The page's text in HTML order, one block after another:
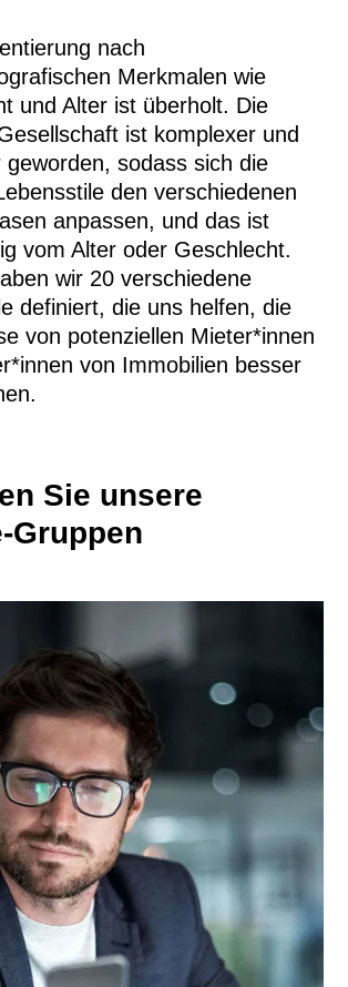
nach
Merkmalen wie
und Alter ist überholt. Die
ist komplexer und
geworden, sodass sich die
den verschiedenen
anpassen, und das ist
vom Alter oder Geschlecht.
wir 20 verschiedene
definiert, die uns helfen, die
von potenziellen Mieter*innen
von Immobilien besser
Sie unsere
Gruppen